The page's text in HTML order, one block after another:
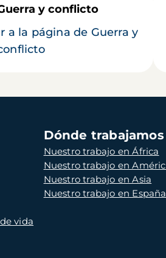
y conflicto
a la página de Guerra y
vida
Dónde trabajamos
Nuestro trabajo en África
Nuestro trabajo en
Nuestro trabajo en Asia
Nuestro trabajo en España